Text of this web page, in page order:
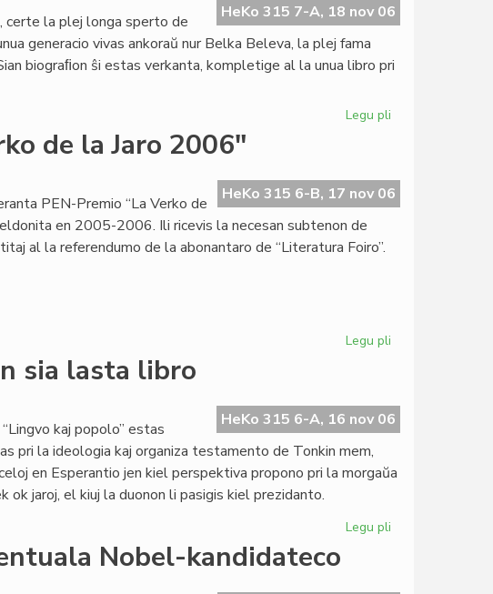
de
"Femina"
kompleta
HeKo 315 7-A, 18 nov 06
certe la plej longa sperto de
generacio vivas ankoraŭ nur Belka Beleva, la plej fama
biograﬁon ŝi estas verkanta, kompletige al la unua libro pri
Legu pli
miaj
preferataj
de la Jaro 2006"
HeKo 315 6-B, 17 nov 06
PEN-Premio “La Verko de
en 2005-2006. Ili ricevis la necesan subtenon de
al la referendumo de la abonantaro de “Literatura Foiro”.
Legu pli
Verko
de
Jaro
sia lasta libro
HeKo 315 6-A, 16 nov 06
kaj popolo” estas
pri la ideologia kaj organiza testamento de Tonkin mem,
en Esperantio jen kiel perspektiva propono pri la morgaŭa
jaroj, el kiuj la duonon li pasigis kiel prezidanto.
Legu pli
Nobel-kandidateco